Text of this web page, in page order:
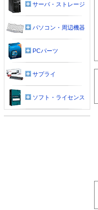
サーバ・ストレージ
パソコン・周辺機器
PCパーツ
サプライ
ソフト・ライセンス